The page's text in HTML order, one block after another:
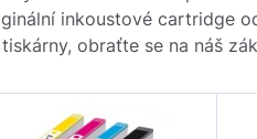
inkoustové cartridge
obraťte se na náš